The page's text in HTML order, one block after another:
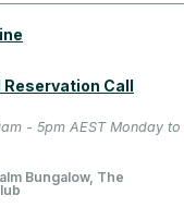
Call
- 5pm AEST Monday to
Bungalow, The